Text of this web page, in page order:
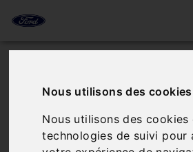
Nous utilisons des cookies
Nous utilisons des
technologies de suivi pour
L'équipe du GARAGE
spécialiste Ford, vous
vous apporte son